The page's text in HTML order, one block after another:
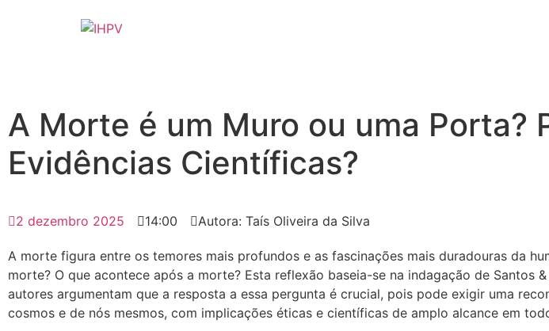
A Morte é um Muro ou uma Porta?
Evidências Científicas?
2 dezembro 2025 14:00 Autora: Taís Oliveira da Silva
A morte figura entre os temores mais profundos e as fascinações mais duradouras da
morte? O que acontece após a morte? Esta reflexão baseia-se na indagação de Santos
autores argumentam que a resposta a essa pergunta é crucial, pois pode exigir uma
cosmos e de nós mesmos, com implicações éticas e científicas de amplo alcance em